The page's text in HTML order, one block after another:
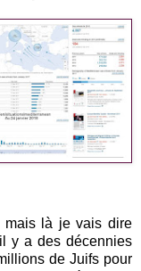
mais là je vais dire
y a des décennies
de Juifs pour